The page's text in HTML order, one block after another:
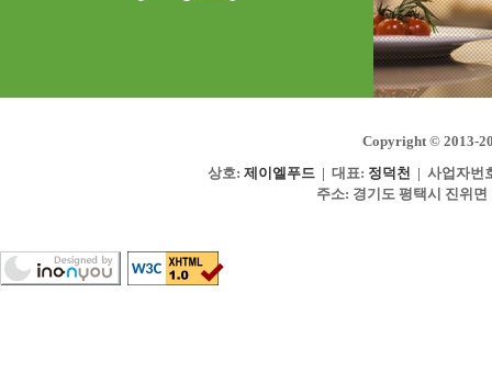
Copyright © 2013-
상호: 제이엘푸드 | 대표: 정덕천 | 사업자번
주소: 경기도 평택시 진위